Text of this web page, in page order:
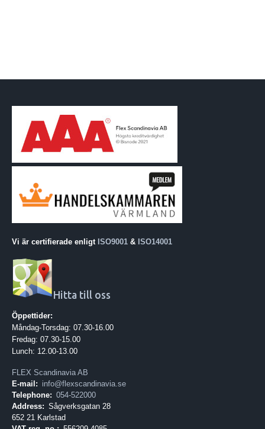
Vi är certifierade enligt ISO9001 & ISO14001
Hitta till oss
Öppettider:
Måndag-Torsdag: 07.30-16.00
Fredag: 07.30-15.00
Lunch: 12.00-13.00
FLEX Scandinavia AB
E-mail: info@flexscandinavia.se
Telephone: 054-522000
Address: Sågverksgatan 28
652 21 Karlstad